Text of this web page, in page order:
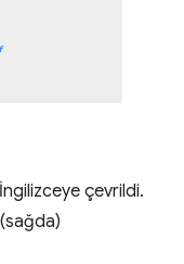
çevrildi.